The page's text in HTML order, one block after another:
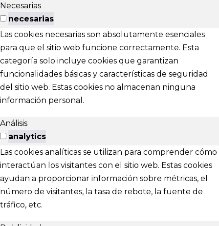
Necesarias
necesarias
Las cookies necesarias son absolutamente esenciales
para que el sitio web funcione correctamente. Esta
categoría solo incluye cookies que garantizan
funcionalidades básicas y características de seguridad
del sitio web. Estas cookies no almacenan ninguna
información personal.
Análisis
analytics
Las cookies analíticas se utilizan para comprender cómo
interactúan los visitantes con el sitio web. Estas cookies
ayudan a proporcionar información sobre métricas, el
número de visitantes, la tasa de rebote, la fuente de
tráfico, etc.